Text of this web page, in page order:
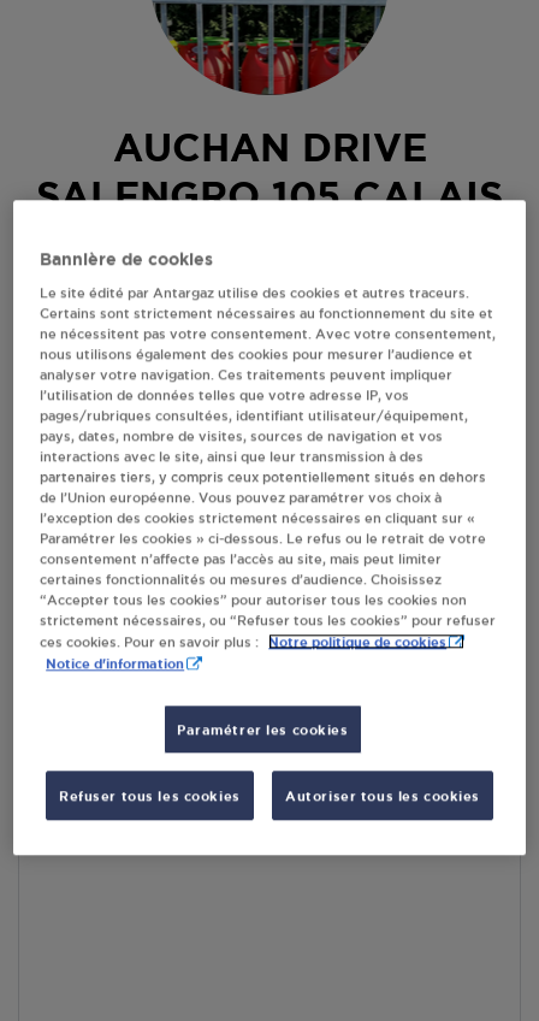
AUCHAN DRIVE
SALENGRO 105 CALAIS
AVENUE ROGER SALENGRO
Revendeur de bouteilles de gaz
S'Y RENDRE
AFFICHER LE TÉLÉPHONE
RECEVOIR LES COORDONNÉES DU REVENDEUR
En cliquant sur « S’y rendre », j’autorise le traitement
d’informations (dont mon adresse IP) et leur transfert hors UE
par Google Maps afin d’afficher la carte.
En savoir plus
Accès
Bannière de cookies
Le site édité par Antargaz utilise des cookies et autres traceurs.
Certains sont strictement nécessaires au fonctionnement du site et
ne nécessitent pas votre consentement. Avec votre consentement,
nous utilisons également des cookies pour mesurer l’audience et
analyser votre navigation. Ces traitements peuvent impliquer
l’utilisation de données telles que votre adresse IP, vos
pages/rubriques consultées, identifiant utilisateur/équipement,
pays, dates, nombre de visites, sources de navigation et vos
interactions avec le site, ainsi que leur transmission à des
partenaires tiers, y compris ceux potentiellement situés en dehors
de l’Union européenne. Vous pouvez paramétrer vos choix à
l’exception des cookies strictement nécessaires en cliquant sur «
Paramétrer les cookies » ci-dessous. Le refus ou le retrait de votre
consentement n’affecte pas l’accès au site, mais peut limiter
certaines fonctionnalités ou mesures d’audience. Choisissez
“Accepter tous les cookies” pour autoriser tous les cookies non
strictement nécessaires, ou “Refuser tous les cookies” pour refuser
ces cookies. Pour en savoir plus :
Notre politique de cookies
Notice d'information
Paramétrer les cookies
Refuser tous les cookies Autoriser tous les cookies